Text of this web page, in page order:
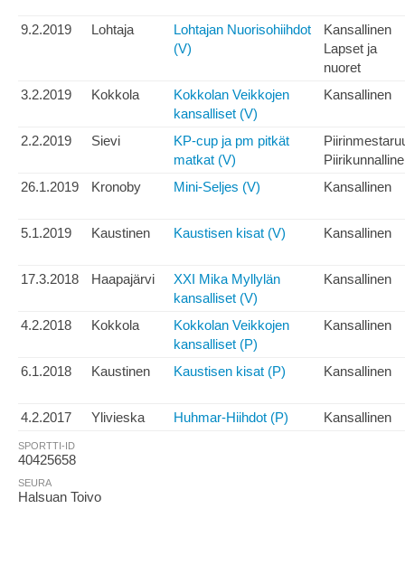
9.2.2019 Lohtaja
Lohtajan Nuorisohiihdot
(V)
Kansallinen
Lapset ja
nuoret
3.2.2019
Kokkola
Kokkolan Veikkojen
kansalliset (V)
Kansallinen
2.2.2019 Sievi
KP-cup ja pm pitkät
matkat (V)
26.1.2019
Kronoby Mini-Seljes (V) Kansallinen
5.1.2019 Kaustinen Kaustisen kisat (V) Kansallinen
17.3.2018 Haapajärvi
XXI Mika Myllylän
kansalliset (V)
Kansallinen
4.2.2018 Kokkola
Kokkolan Veikkojen
kansalliset (P)
Kansallinen
6.1.2018 Kaustinen Kaustisen kisat (P) Kansallinen
4.2.2017 Ylivieska Huhmar-Hiihdot (P) Kansallinen
SPORTTI-ID
40425658
SEURA
Halsuan Toivo